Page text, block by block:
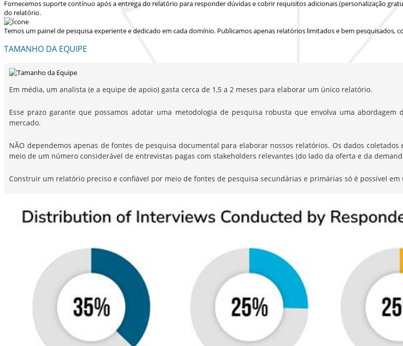
Fornecemos suporte contínuo após a entrega do relatório para responder dúvidas e cobrir requisitos adicionais (personalização
do relatório.
Temos um painel de pesquisa experiente e dedicado em cada domínio. Publicamos apenas relatórios limitados e bem pesquisados,
TAMANHO DA EQUIPE
Em média, um analista (e a equipe de apoio) gasta cerca de 1,5 a 2 meses para elaborar um único relatório.
Esse prazo garante que possamos adotar uma metodologia de pesquisa robusta que envolva uma
mercado.
NÃO dependemos apenas de fontes de pesquisa documental para elaborar nossos relatórios. Os dados
meio de um número considerável de entrevistas pagas com stakeholders relevantes (do lado da oferta e da
Construir um relatório preciso e confiável por meio de fontes de pesquisa secundárias e primárias só é possível em